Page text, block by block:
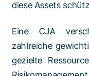
diese Assets
Eine CJA
zahlreiche
gezielte